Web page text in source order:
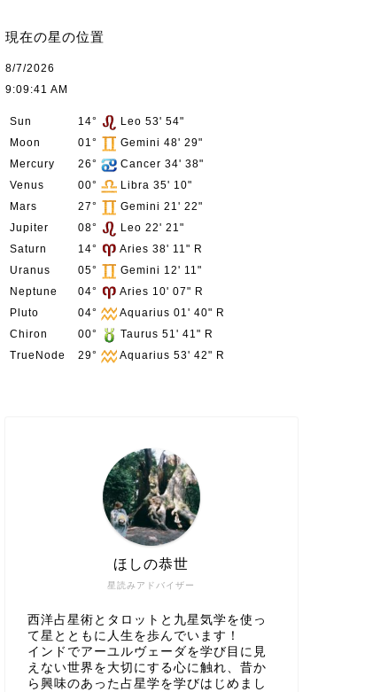
西洋占星術
現在の星の位置
8/7/2026
9:09:41 AM
Sun 14°
Leo 53' 54"
Moon
01°
Gemini 48' 29"
Mercury
26°
Cancer 34' 38"
Venus
00°
Libra 35' 10"
Mars
27°
Gemini 21' 22"
Jupiter
08°
Leo 22' 21"
Saturn
14°
Aries 38' 11" R
Uranus
05°
Gemini 12' 11"
Neptune
04°
Aries 10' 07" R
Pluto
04°
Aquarius 01' 40" R
Chiron
00°
Taurus 51' 41" R
TrueNode
29° Aquarius 53' 42" R
星読みアドバイザー
ほしの恭世
西洋占星術とタロットと九星気学を使っ
て星とともに人生を歩んでいます！
インドでアーユルヴェーダを学び目に見
えない世界を大切にする心に触れ、昔か
ら興味のあった占星学を学びはじめまし